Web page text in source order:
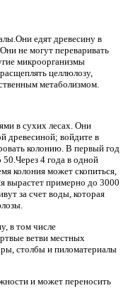
едят древесину в
не могут переваривать
микроорганизмы
целлюлозу,
метаболизмом.
в сухих лесах. Они
древесиной; войдите в
колонию. В первый год
50.Через 4 года в одной
колония может скопиться,
вырастет примерно до 3000
за счет воды, которая
в том числе
ветви местных
столбы и пиломатериалы
и может переносить